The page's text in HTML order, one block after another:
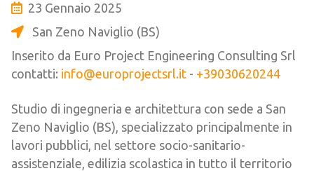
23 Gennaio 2025
San Zeno Naviglio (BS)
Inserito da Euro Project Engineering Consulting Srl
contatti: info@europrojectsrl.it - +39030620244
Studio di ingegneria e architettura con sede a San
Zeno Naviglio (BS), specializzato principalmente in
lavori pubblici, nel settore socio-sanitario-
assistenziale, edilizia scolastica in tutto il territorio